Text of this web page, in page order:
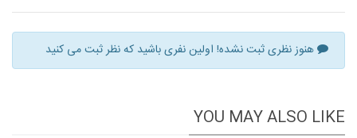
هنوز نظری ثبت نشده! اولین نفری باشید که نظر ثبت می کنید
YOU MAY ALSO LIKE